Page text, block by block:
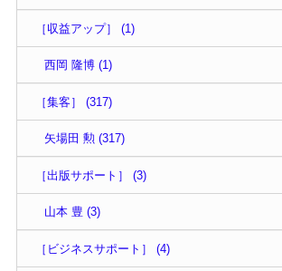
［収益アップ］ (1)
西岡 隆博 (1)
［集客］ (317)
矢場田 勲 (317)
［出版サポート］ (3)
山本 豊 (3)
［ビジネスサポート］ (4)